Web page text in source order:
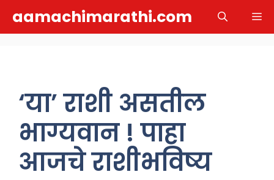
aamachimarathi.com
‘या’ राशी असतील
भाग्यवान ! पाहा
आजचे राशीभविष्य